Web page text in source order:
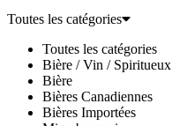
Toutes les catégories
Toutes les catégories
Bière / Vin / Spiritueux
Bière
Bières Canadiennes
Bières Importées